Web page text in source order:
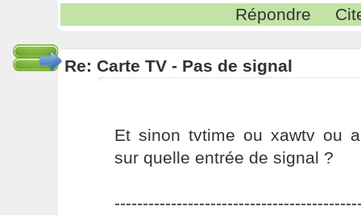
Répondre
Re: Carte TV - Pas de signal
Et sinon tvtime ou xawtv ou
sur quelle entrée de signal ?